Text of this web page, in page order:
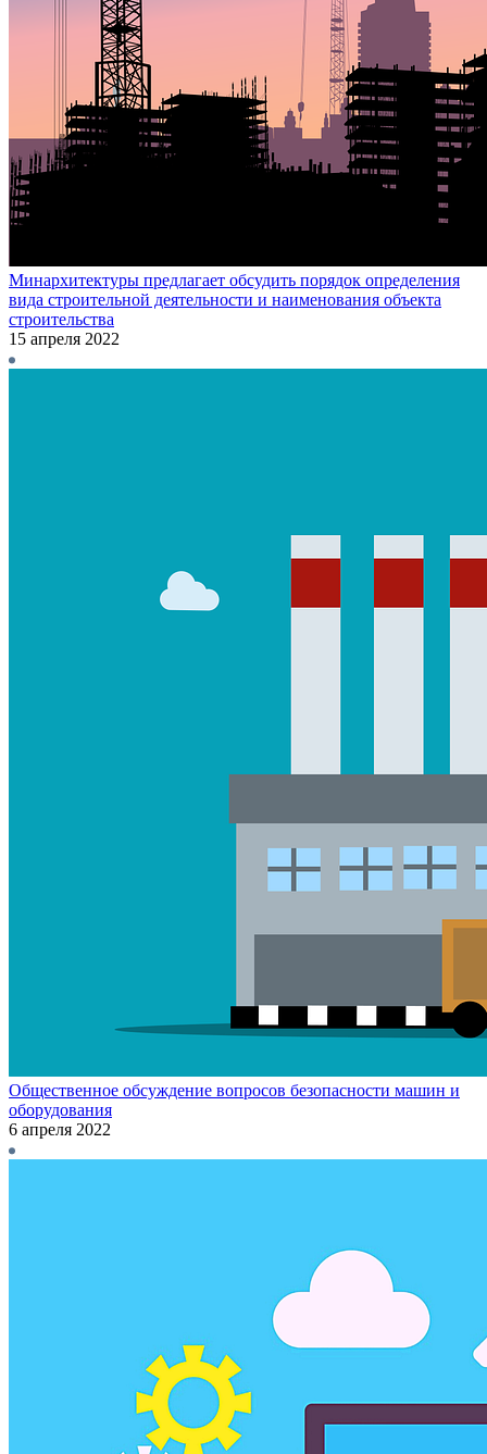
Минархитектуры предлагает обсудить порядок определения
вида строительной деятельности и наименования объекта
строительства
15 апреля 2022
Общественное обсуждение вопросов безопасности машин и
оборудования
6 апреля 2022